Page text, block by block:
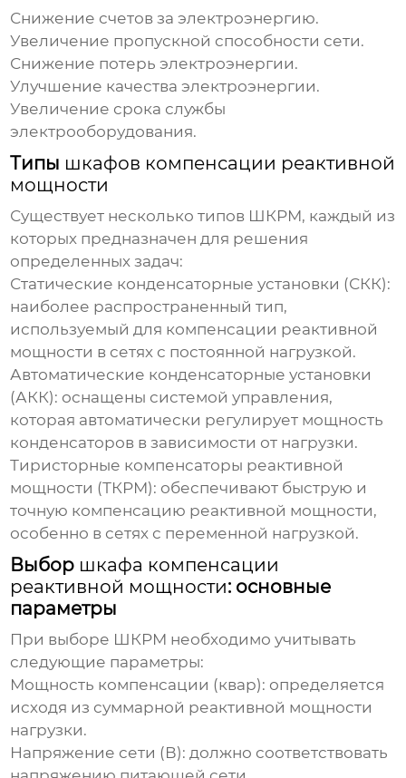
Снижение счетов за электроэнергию.
Увеличение пропускной способности сети.
Снижение потерь электроэнергии.
Улучшение качества электроэнергии.
Увеличение срока службы
электрооборудования.
Типы шкафов компенсации реактивной
мощности
Существует несколько типов ШКРМ, каждый из
которых предназначен для решения
определенных задач:
Статические конденсаторные установки (СКК):
наиболее распространенный тип,
используемый для компенсации реактивной
мощности в сетях с постоянной нагрузкой.
Автоматические конденсаторные установки
(АКК): оснащены системой управления,
которая автоматически регулирует мощность
конденсаторов в зависимости от нагрузки.
Тиристорные компенсаторы реактивной
мощности (ТКРМ): обеспечивают быструю и
точную компенсацию реактивной мощности,
особенно в сетях с переменной нагрузкой.
Выбор шкафа компенсации
реактивной мощности: основные
параметры
При выборе ШКРМ необходимо учитывать
следующие параметры:
Мощность компенсации (квар): определяется
исходя из суммарной реактивной мощности
нагрузки.
Напряжение сети (В): должно соответствовать